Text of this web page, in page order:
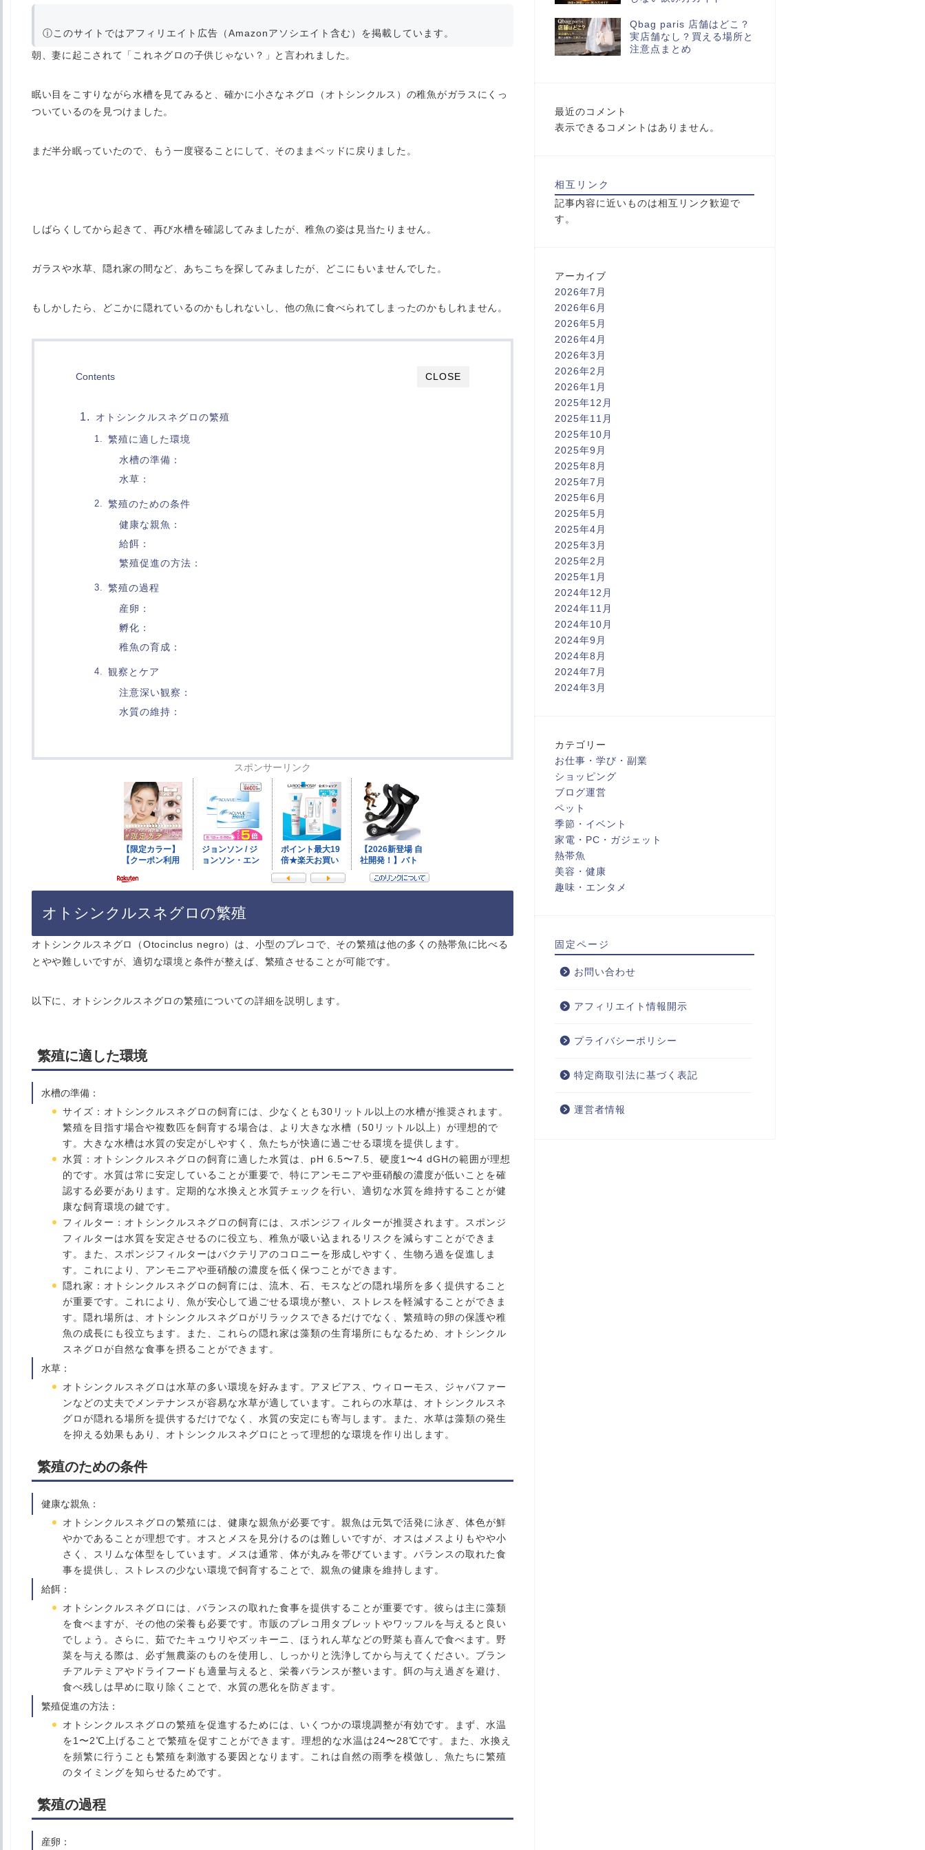
ⓘこのサイトではアフィリエイト広告（Amazonアソシエイト含む）を掲載しています。
朝、妻に起こされて「これネグロの子供じゃない？」と言われました。
眠い目をこすりながら水槽を見てみると、確かに小さなネグロ（オトシンクルス）の稚魚がガラスにくっ
ついているのを見つけました。
まだ半分眠っていたので、もう一度寝ることにして、そのままベッドに戻りました。
しばらくしてから起きて、再び水槽を確認してみましたが、稚魚の姿は見当たりません。
ガラスや水草、隠れ家の間など、あちこちを探してみましたが、どこにもいませんでした。
もしかしたら、どこかに隠れているのかもしれないし、他の魚に食べられてしまったのかもしれません。
CLOSE
Contents
オトシンクルスネグロの繁殖
繁殖に適した環境
水槽の準備：
水草：
繁殖のための条件
健康な親魚：
給餌：
繁殖促進の方法：
繁殖の過程
産卵：
孵化：
稚魚の育成：
観察とケア
注意深い観察：
水質の維持：
スポンサーリンク
オトシンクルスネグロの繁殖
オトシンクルスネグロ（Otocinclus negro）は、小型のプレコで、その繁殖は他の多くの熱帯魚に比べる
とやや難しいですが、適切な環境と条件が整えば、繁殖させることが可能です。
以下に、オトシンクルスネグロの繁殖についての詳細を説明します。
繁殖に適した環境
水槽の準備 ：
サイズ ：オトシンクルスネグロの飼育には、少なくとも30リットル以上の水槽が推奨されます。
繁殖を目指す場合や複数匹を飼育する場合は、より大きな水槽（50リットル以上）が理想的で
す。大きな水槽は水質の安定がしやすく、魚たちが快適に過ごせる環境を提供します。
水質 ：オトシンクルスネグロの飼育に適した水質は、pH 6.5〜7.5、硬度1〜4 dGHの範囲が理想
的です。水質は常に安定していることが重要で、特にアンモニアや亜硝酸の濃度が低いことを確
認する必要があります。定期的な水換えと水質チェックを行い、適切な水質を維持することが健
康な飼育環境の鍵です。
フィルター ：オトシンクルスネグロの飼育には、スポンジフィルターが推奨されます。スポンジ
フィルターは水質を安定させるのに役立ち、稚魚が吸い込まれるリスクを減らすことができま
す。また、スポンジフィルターはバクテリアのコロニーを形成しやすく、生物ろ過を促進しま
す。これにより、アンモニアや亜硝酸の濃度を低く保つことができます。
隠れ家 ：オトシンクルスネグロの飼育には、流木、石、モスなどの隠れ場所を多く提供すること
が重要です。これにより、魚が安心して過ごせる環境が整い、ストレスを軽減することができま
す。隠れ場所は、オトシンクルスネグロがリラックスできるだけでなく、繁殖時の卵の保護や稚
魚の成長にも役立ちます。また、これらの隠れ家は藻類の生育場所にもなるため、オトシンクル
スネグロが自然な食事を摂ることができます。
水草 ：
オトシンクルスネグロは水草の多い環境を好みます。アヌビアス、ウィローモス、ジャバファー
ンなどの丈夫でメンテナンスが容易な水草が適しています。これらの水草は、オトシンクルスネ
グロが隠れる場所を提供するだけでなく、水質の安定にも寄与します。また、水草は藻類の発生
を抑える効果もあり、オトシンクルスネグロにとって理想的な環境を作り出します。
繁殖のための条件
健康な親魚 ：
オトシンクルスネグロの繁殖には、健康な親魚が必要です。親魚は元気で活発に泳ぎ、体色が鮮
やかであることが理想です。オスとメスを見分けるのは難しいですが、オスはメスよりもやや小
さく、スリムな体型をしています。メスは通常、体が丸みを帯びています。バランスの取れた食
事を提供し、ストレスの少ない環境で飼育することで、親魚の健康を維持します。
給餌 ：
オトシンクルスネグロには、バランスの取れた食事を提供することが重要です。彼らは主に藻類
を食べますが、その他の栄養も必要です。市販のプレコ用タブレットやワッフルを与えると良い
でしょう。さらに、茹でたキュウリやズッキーニ、ほうれん草などの野菜も喜んで食べます。野
菜を与える際は、必ず無農薬のものを使用し、しっかりと洗浄してから与えてください。ブラン
チアルテミアやドライフードも適量与えると、栄養バランスが整います。餌の与え過ぎを避け、
食べ残しは早めに取り除くことで、水質の悪化を防ぎます。
繁殖促進の方法 ：
オトシンクルスネグロの繁殖を促進するためには、いくつかの環境調整が有効です。まず、水温
を1〜2℃上げることで繁殖を促すことができます。理想的な水温は24〜28℃です。また、水換え
を頻繁に行うことも繁殖を刺激する要因となります。これは自然の雨季を模倣し、魚たちに繁殖
のタイミングを知らせるためです。
繁殖の過程
産卵 ：
Qbag paris 店舗はどこ？
実店舗なし？買える場所と
注意点まとめ
最近のコメント
表示できるコメントはありません。
相互リンク
記事内容に近いものは相互リンク歓迎で
す。
アーカイブ
2026年7月
2026年6月
2026年5月
2026年4月
2026年3月
2026年2月
2026年1月
2025年12月
2025年11月
2025年10月
2025年9月
2025年8月
2025年7月
2025年6月
2025年5月
2025年4月
2025年3月
2025年2月
2025年1月
2024年12月
2024年11月
2024年10月
2024年9月
2024年8月
2024年7月
2024年3月
カテゴリー
お仕事・学び・副業
ショッピング
ブログ運営
ペット
季節・イベント
家電・PC・ガジェット
熱帯魚
美容・健康
趣味・エンタメ
固定ページ
お問い合わせ
アフィリエイト情報開示
プライバシーポリシー
特定商取引法に基づく表記
運営者情報